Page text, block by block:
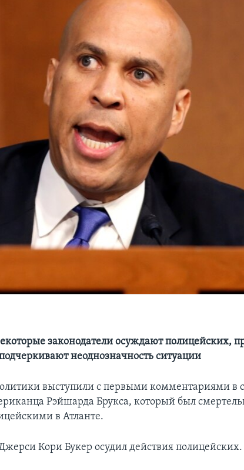
законодатели осуждают полицейских,
неоднозначность ситуации
выступили с первыми комментариями в
Рэйшарда Брукса, который был
в Атланте.
Кори Букер осудил действия полицейских.